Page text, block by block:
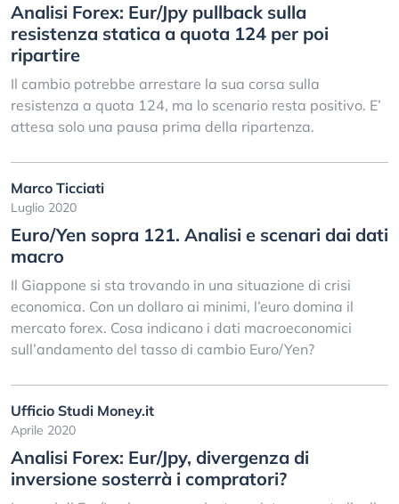
Analisi Forex: Eur/Jpy pullback sulla
resistenza statica a quota 124 per poi
ripartire
Il cambio potrebbe arrestare la sua corsa sulla
resistenza a quota 124, ma lo scenario resta positivo. E’
attesa solo una pausa prima della ripartenza.
Marco Ticciati
Luglio 2020
Euro/Yen sopra 121. Analisi e scenari dai dati
macro
Il Giappone si sta trovando in una situazione di crisi
economica. Con un dollaro ai minimi, l’euro domina il
mercato forex. Cosa indicano i dati macroeconomici
sull’andamento del tasso di cambio Euro/Yen?
Ufficio Studi Money.it
Aprile 2020
Analisi Forex: Eur/Jpy, divergenza di
inversione sosterrà i compratori?